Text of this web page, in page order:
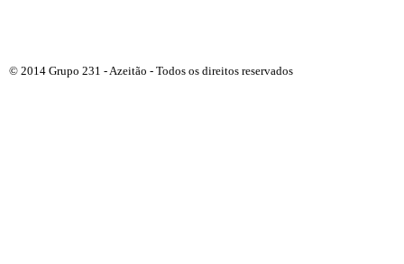
© 2014 Grupo 231 - Azeitão - Todos os direitos reservados